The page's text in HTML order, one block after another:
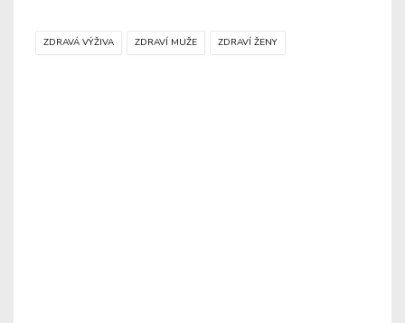
ZDRAVÁ VÝŽIVA ZDRAVÍ MUŽE ZDRAVÍ ŽENY